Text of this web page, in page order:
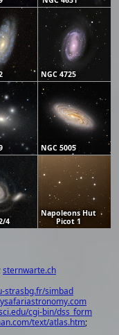
NGC 4725
NGC 5005
4
Napoleons Hut
Picot 1
sternwarte.ch
strasbg.fr/simbad
cgi-bin/dss_form
text/atlas.htm;